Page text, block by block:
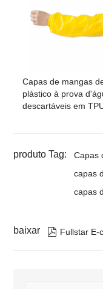
Capas de mangas
plástico à prova
descartáveis ​​em
produto Tag:
Capas
capas
capas
baixar  Fullstar E-